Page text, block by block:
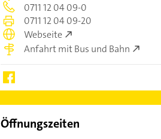
0711 12 04 09-0
0711 12 04 09-20
Webseite
Anfahrt mit Bus und Bahn
Öffnungszeiten